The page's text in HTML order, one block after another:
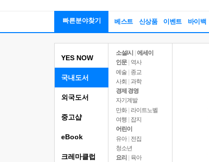
빠른분야찾기 베스트 신상품 이벤트 바이백
YES NOW
국내도서
소설/시
에세이
인문
역사
예술 | 종교
사회 | 과학
경제 경영
자기계발
만화 | 라이트노벨
여행
잡지
어린이
유아 | 전집
청소년
요리
육아
외국도서
중고샵
eBook
크레마클럽